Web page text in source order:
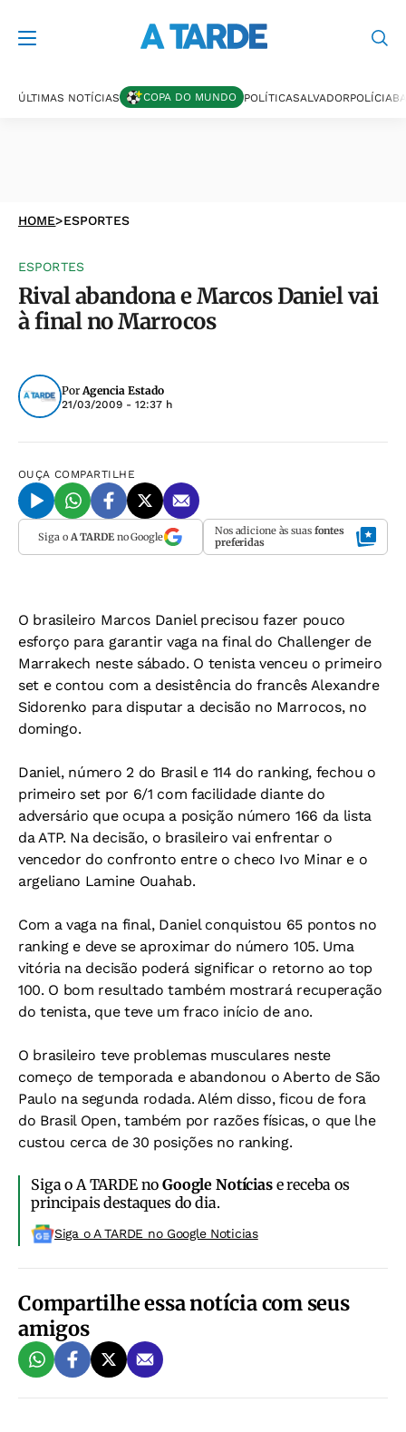
ÚLTIMAS NOTÍCIAS COPA DO MUNDO POLÍTICASALVADORPOLÍCIA
HOME>ESPORTES
ESPORTES
Rival abandona e Marcos Daniel vai
à final no Marrocos
PorAgencia Estado
21/03/2009 - 12:37 h
OUÇA COMPARTILHE
Siga o A TARDEno Google Nos adicione às suas fontes
preferidas
O brasileiro Marcos Daniel precisou fazer pouco
esforço para garantir vaga na final do Challenger de
Marrakech neste sábado. O tenista venceu o primeiro
set e contou com a desistência do francês Alexandre
Sidorenko para disputar a decisão no Marrocos, no
domingo.
Daniel, número 2 do Brasil e 114 do ranking, fechou o
primeiro set por 6/1 com facilidade diante do
adversário que ocupa a posição número 166 da lista
da ATP. Na decisão, o brasileiro vai enfrentar o
vencedor do confronto entre o checo Ivo Minar e o
argeliano Lamine Ouahab.
Com a vaga na final, Daniel conquistou 65 pontos no
ranking e deve se aproximar do número 105. Uma
vitória na decisão poderá significar o retorno ao top
100. O bom resultado também mostrará recuperação
do tenista, que teve um fraco início de ano.
O brasileiro teve problemas musculares neste
começo de temporada e abandonou o Aberto de São
Paulo na segunda rodada. Além disso, ficou de fora
do Brasil Open, também por razões físicas, o que lhe
custou cerca de 30 posições no ranking.
Siga o A TARDE noGoogle Notíciase receba os
principais destaques do dia.
Siga o A TARDE no Google Noticias
Compartilhe essa notícia com seus
amigos